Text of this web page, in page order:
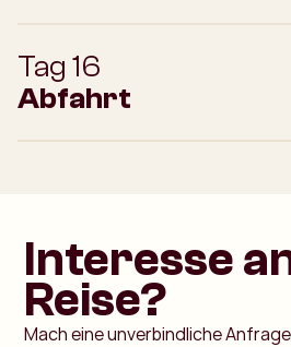
Tag 16
Abfahrt
Interesse
Reise?
Mach eine unverbindliche